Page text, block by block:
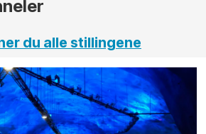
du alle stillingene